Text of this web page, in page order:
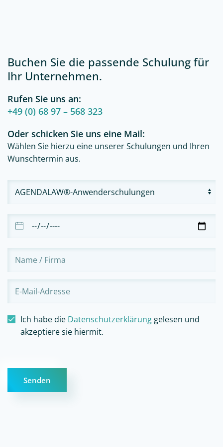
Buchen Sie die passende Schulung für
Ihr Unternehmen.
Rufen Sie uns an:
+49 (0) 68 97 – 568 323
Oder schicken Sie uns eine Mail:
Wählen Sie hierzu eine unserer Schulungen und Ihren
Wunschtermin aus.
Ich habe die Datenschutzerklärung gelesen und
akzeptiere sie hiermit.
Senden